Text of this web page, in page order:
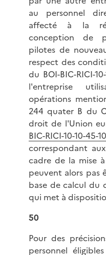
au personnel
affecté à la
conception de
pilotes de
respect des
du BOI-BIC-RICI-
l'entreprise
opérations
244 quater B du
droit de l'Union
BIC-RICI-10-10-45-10
correspondant
cadre de la mise
peuvent alors pas
base de calcul du
qui met à
50
Pour des
personnel